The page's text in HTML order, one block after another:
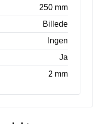
250 mm
Billede
Ingen
Ja
2 mm